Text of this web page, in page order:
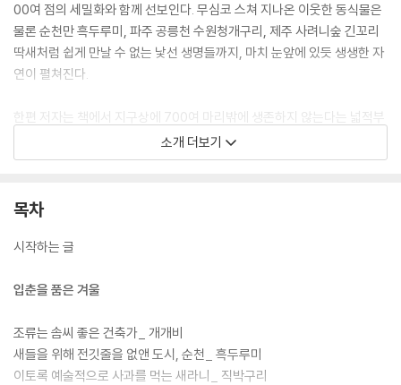
00여 점의 세밀화와 함께 선보인다. 무심코 스쳐 지나온 이웃한 동식물은
물론 순천만 흑두루미, 파주 공릉천 수원청개구리, 제주 사려니숲 긴꼬리
딱새처럼 쉽게 만날 수 없는 낯선 생명들까지, 마치 눈앞에 있듯 생생한 자
연이 펼쳐진다.
한편 저자는 책에서 지구상에 700여 마리밖에 생존하지 않는다는 넓적부
리도요, 육식 산업의 발전과 함께 멸종한 소똥구리, 수족관에서 지내다 제
주 앞바다에 방사된 남방큰돌고래 ‘비봉이’, 밀렵으로 사실상 기능적 멸종
욕심으로 고통받거나 사라져가는 자연의 존재들에도 주목한다. 자연 속 크
여길 수 있을 거란 믿음에서다. 기후위기와 멸종위기라는 말이 숱하게 들
소개 더보기
목차
시작하는 글
입춘을 품은 겨울
조류는 솜씨 좋은 건축가_ 개개비
새들을 위해 전깃줄을 없앤 도시, 순천_ 흑두루미
이토록 예술적으로 사과를 먹는 새라니_ 직박구리